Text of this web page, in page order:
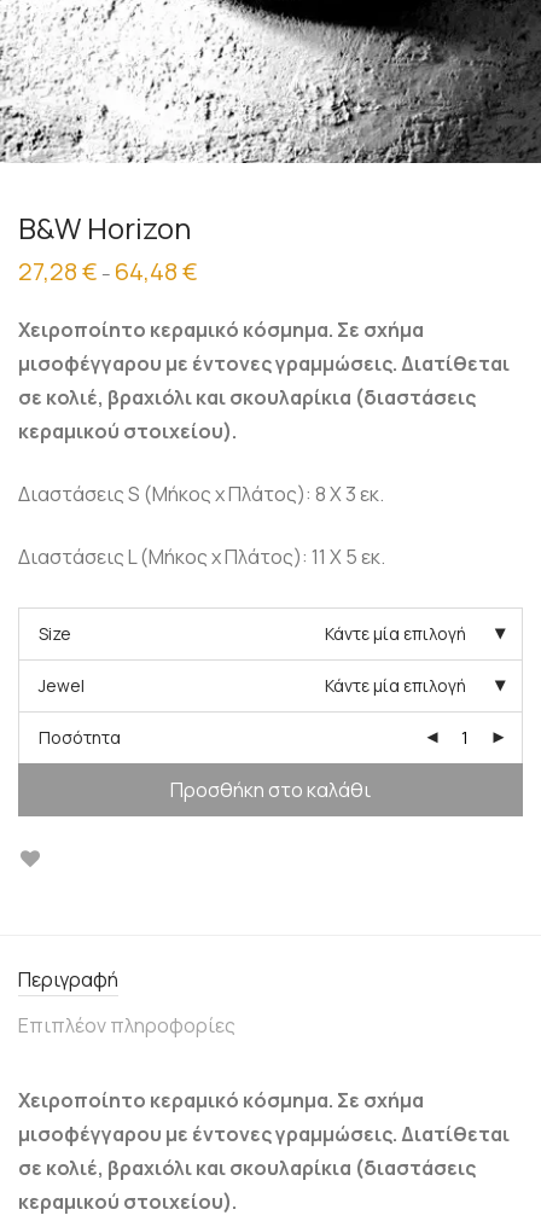
B&W Horizon
27,28€ – 64,48€
through
64,48 €
Χειροποίητο κεραμικό κόσμημα. Σε σχήμα
μισοφέγγαρου με έντονες γραμμώσεις. Διατίθεται
σε κολιέ, βραχιόλι και σκουλαρίκια (διαστάσεις
κεραμικού στοιχείου).
Διαστάσεις S (Μήκος x Πλάτος): 8 X 3 εκ.
Διαστάσεις L (Μήκος x Πλάτος): 11 X 5 εκ.
Size Κάντε μία επιλογή
Jewel Κάντε μία επιλογή
Ποσότητα
Προσθήκη στο καλάθι
Περιγραφή
Επιπλέον πληροφορίες
Χειροποίητο κεραμικό κόσμημα. Σε σχήμα
μισοφέγγαρου με έντονες γραμμώσεις. Διατίθεται
σε κολιέ, βραχιόλι και σκουλαρίκια (διαστάσεις
κεραμικού στοιχείου).